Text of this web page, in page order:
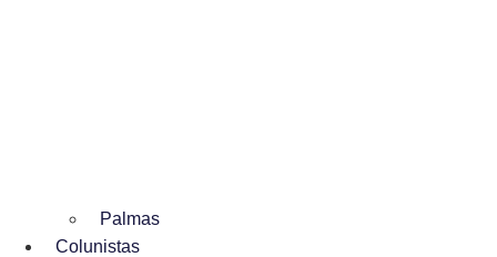
Palmas
Colunistas